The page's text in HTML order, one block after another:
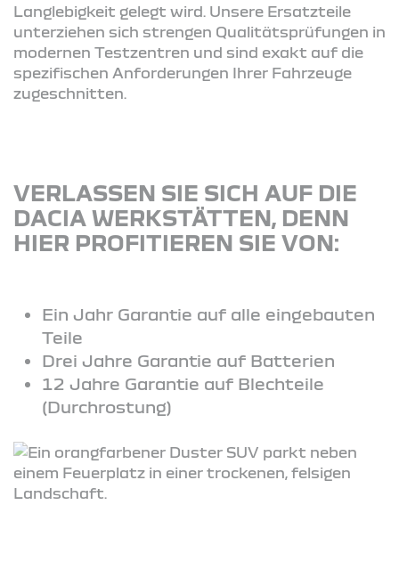
Langlebigkeit gelegt wird. Unsere Ersatzteile
unterziehen sich strengen Qualitätsprüfungen in
modernen Testzentren und sind exakt auf die
spezifischen Anforderungen Ihrer Fahrzeuge
zugeschnitten.
VERLASSEN SIE SICH AUF DIE
DACIA WERKSTÄTTEN, DENN
HIER PROFITIEREN SIE VON:
Ein Jahr Garantie auf alle eingebauten
Teile
Drei Jahre Garantie auf Batterien
12 Jahre Garantie auf Blechteile
(Durchrostung)